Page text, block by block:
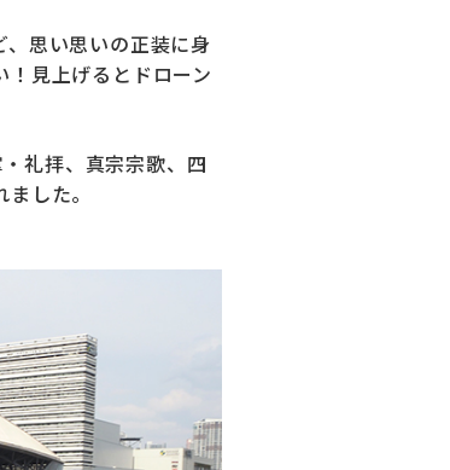
思い思いの正装に身
見上げるとドローン
礼拝、真宗宗歌、四
した。